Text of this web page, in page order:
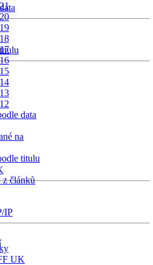
IP
data
na
titulu
z článků
UK